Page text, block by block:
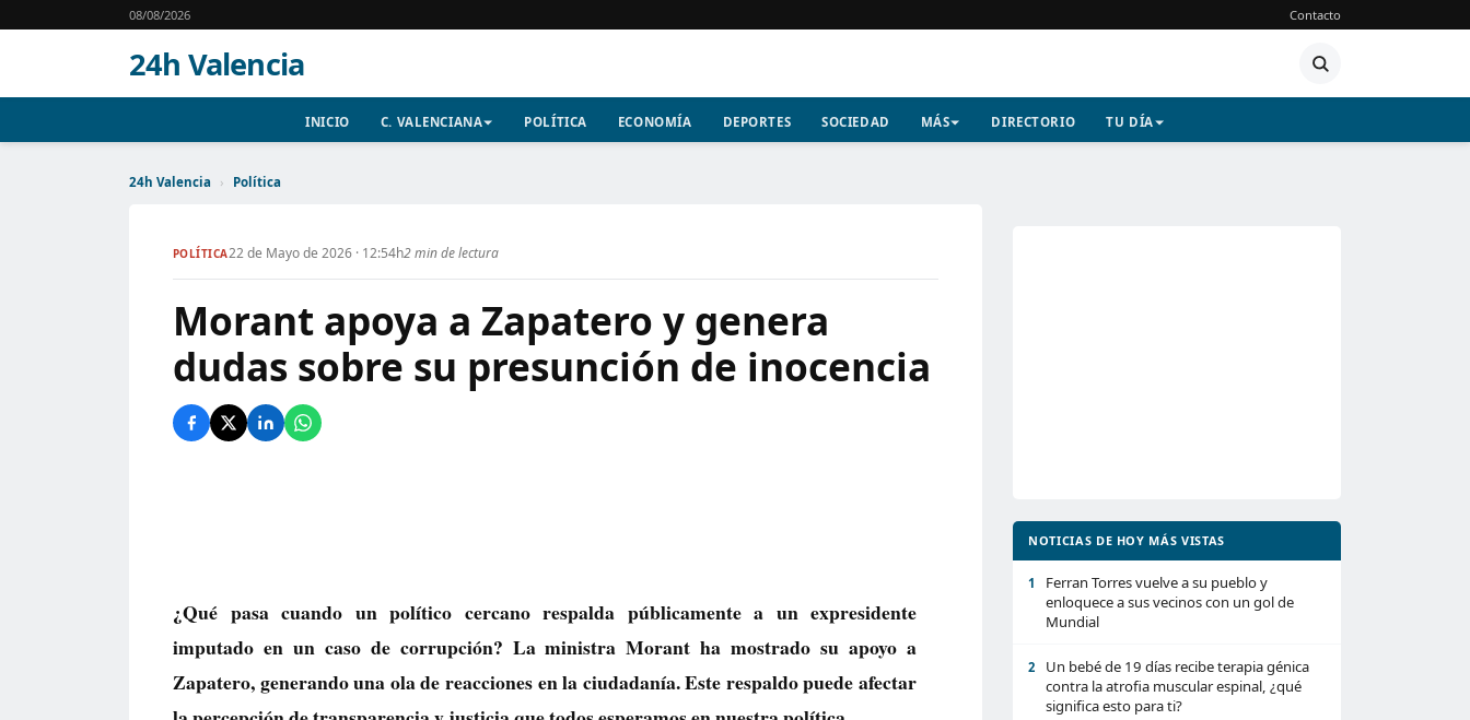
08/08/2026 Contacto
24h Valencia
INICIO C. VALENCIANA POLÍTICA ECONOMÍA DEPORTES SOCIEDAD MÁS DIRECTORIO TU DÍA
24h Valencia › Política
POLÍTICA22 de Mayo de 2026 · 12:54h2 min de lectura
Morant apoya a Zapatero y genera
dudas sobre su presunción de inocencia
¿Qué pasa cuando un político cercano respalda públicamente a un expresidente
imputado en un caso de corrupción? La ministra Morant ha mostrado su apoyo a
Zapatero, generando una ola de reacciones en la ciudadanía. Este respaldo puede afectar
NOTICIAS DE HOY MÁS VISTAS
1
Ferran Torres vuelve a su pueblo y
enloquece a sus vecinos con un gol de
Mundial
2
Un bebé de 19 días recibe terapia génica
contra la atrofia muscular espinal, ¿qué
significa esto para ti?